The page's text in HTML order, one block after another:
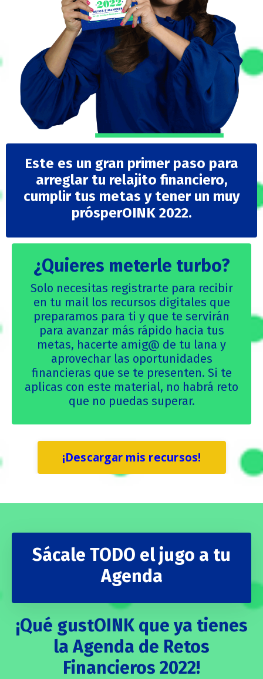
Este es un gran primer paso para
arreglar tu relajito financiero,
cumplir tus metas y tener un muy
prósperOINK 2022.
¿Quieres meterle turbo?
Solo necesitas registrarte para recibir
en tu mail los recursos digitales que
preparamos para ti y que te servirán
para avanzar más rápido hacia tus
metas, hacerte amig@ de tu lana y
aprovechar las oportunidades
financieras que se te presenten. Si te
aplicas con este material, no habrá reto
que no puedas superar.
¡Descargar mis recursos!
Sácale TODO el jugo a tu
Agenda
¡Qué gustOINK que ya tienes
la Agenda de Retos
Financieros 2022!